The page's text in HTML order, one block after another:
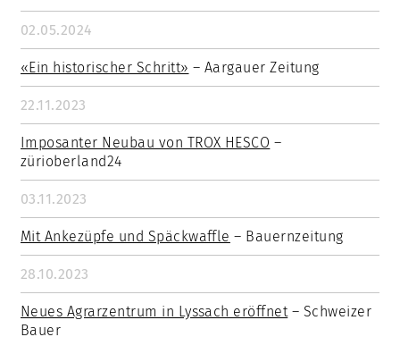
02.05.2024
«Ein historischer Schritt» – Aargauer Zeitung
22.11.2023
Imposanter Neubau von TROX HESCO –
zürioberland24
03.11.2023
Mit Ankezüpfe und Späckwaffle – Bauernzeitung
28.10.2023
Neues Agrarzentrum in Lyssach eröffnet– Schweizer
Bauer